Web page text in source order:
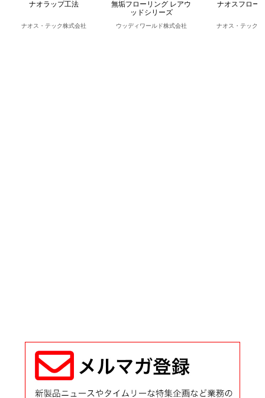
ナオラップ工法
ナオス・テック株式会社
無垢フローリング レアウ
ッドシリーズ
ウッディワールド株式会社
ナオスフロー
ナオス・テック株